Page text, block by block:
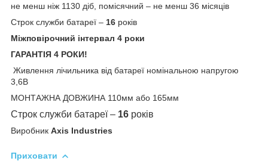
не менш ніж 1130 діб, помісячний – не менш 36 місяців
Строк служби батареї – 16 років
Міжповірочний інтервал 4 роки
ГАРАНТІЯ 4 РОКИ!
Живлення лічильника від батареї номінальною напругою
3,6В
МОНТАЖНА ДОВЖИНА 110мм або 165мм
Строк служби батареї – 16 років
Виробник Axis Industries
Приховати